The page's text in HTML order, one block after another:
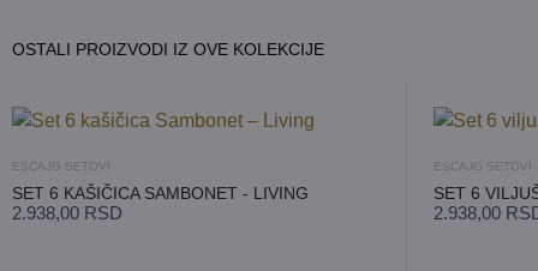
IZABERITE TEMU: UPIT ZA DOSTUPNOST
OSTALI PROIZVODI IZ OVE KOLEKCIJE
ESCAJG SETOVI
SET 6 KAŠIČICA SAMBONET - LIVING
2.938,00 RSD
ESCAJG SETOVI
SET 6
2.938,00